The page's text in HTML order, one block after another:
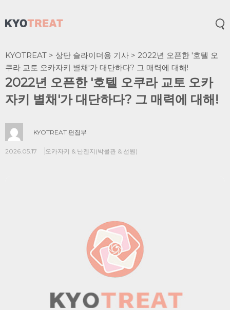
메
KYOTREAT > 상단 슬라이더용 기사 > 2022년 오픈한 '호텔 오
쿠라 교토 오카자키 별채'가 대단하다? 그 매력에 대해!
2022년 오픈한 '호텔 오쿠라 교토 오카
자키 별채'가 대단하다? 그 매력에 대해!
KYOTREAT 편집부
2026.05.17 오카자키 & 난젠지(박물관 & 선원)